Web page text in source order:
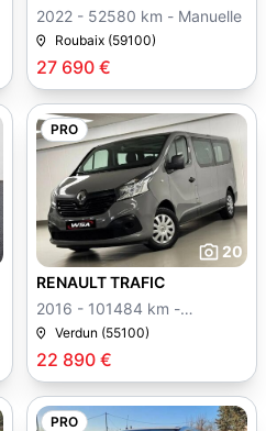
27 690 €
2022 - 52580 km - Manuelle
Roubaix (59100)
PRO
20
22 890 €
RENAULT TRAFIC
2016 - 101484 km -
Manuelle
Verdun (55100)
PRO